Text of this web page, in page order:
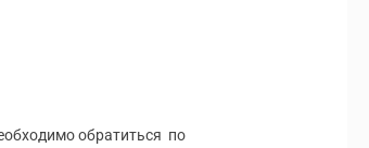
обратиться по